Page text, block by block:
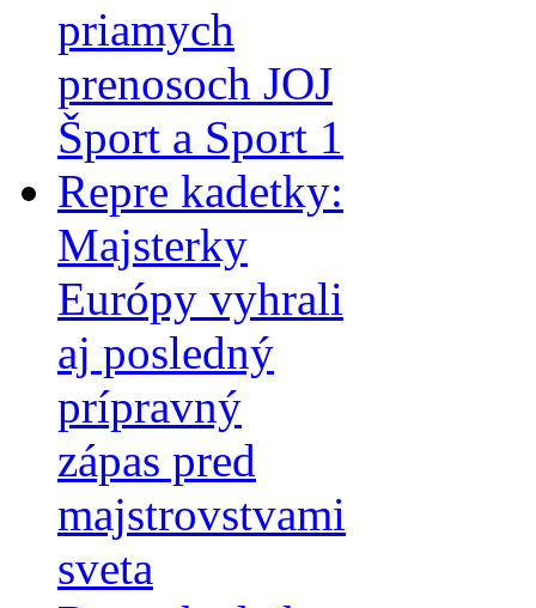
priamych
prenosoch JOJ
Šport a Sport 1
Repre kadetky:
Majsterky
Európy vyhrali
aj posledný
prípravný
zápas pred
majstrovstvami
sveta